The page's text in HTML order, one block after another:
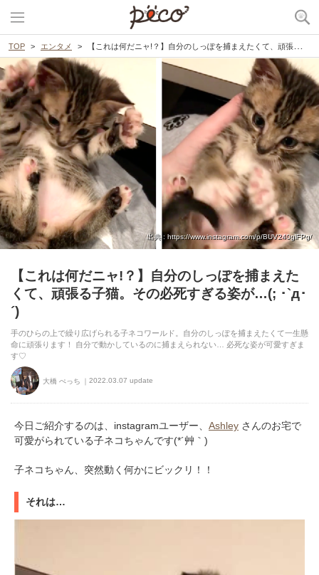
TOP エンタメ 【これは何だニャ!？】自分のしっぽを捕まえたくて、頑張る子猫。その必死すぎる姿が…(; ･`д･´)
出典 : https://www.instagram.com/p/BUV240glFPg/
【これは何だニャ!？】自分のしっぽを捕まえた
くて、頑張る子猫。その必死すぎる姿が…(; ･`д･
´)
手のひらの上で繰り広げられる子ネコワールド。自分のしっぽを捕まえたくて一生懸
命に頑張ります！ 自分で動かしているのに捕まえられない… 必死な姿が可愛すぎま
す♡
大橋 ぺっち 2022.03.07 update
今日ご紹介するのは、instagramユーザー、 Ashley さんのお宅で
可愛がられている子ネコちゃんです(*´艸｀)
子ネコちゃん、突然動く何かにビックリ！！
それは…